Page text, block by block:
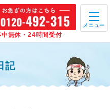
中無休・24時間受付
メニュー
記